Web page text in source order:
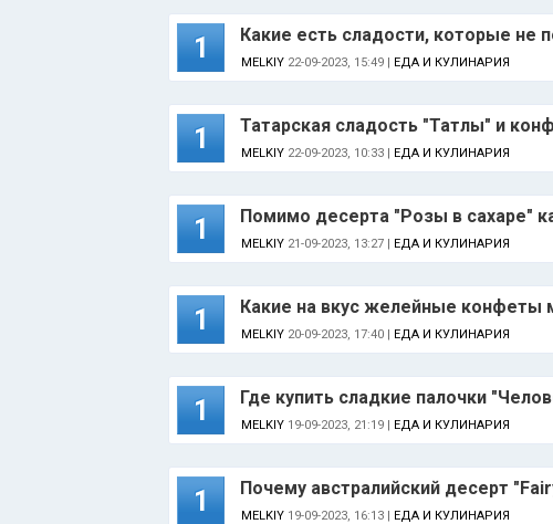
1 Какие есть сладости, которые не
MELKIY 22-09-2023, 15:49 | ЕДА И КУЛИНАРИЯ
1 Татарская сладость "Татлы" и
MELKIY 22-09-2023, 10:33 | ЕДА И КУЛИНАРИЯ
1 Помимо десерта "Розы в сахаре"
MELKIY 21-09-2023, 13:27 | ЕДА И КУЛИНАРИЯ
1 Какие на вкус желейные конфеты
MELKIY 20-09-2023, 17:40 | ЕДА И КУЛИНАРИЯ
1 Где купить сладкие палочки
MELKIY 19-09-2023, 21:19 | ЕДА И КУЛИНАРИЯ
1 Почему австралийский десерт
MELKIY 19-09-2023, 16:13 | ЕДА И КУЛИНАРИЯ